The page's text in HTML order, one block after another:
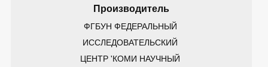
ФГБУН ФЕДЕРАЛЬНЫЙ
ИССЛЕДОВАТЕЛЬСКИЙ
ЦЕНТР 'КОМИ НАУЧНЫЙ